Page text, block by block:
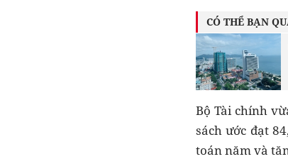
CÓ THỂ BẠN
Bộ Tài chính
sách ước đạt
toán năm và